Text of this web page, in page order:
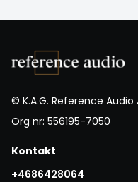
© K.A.G. Reference Audio
Org nr: 556195-7050
Kontakt
+4686428064